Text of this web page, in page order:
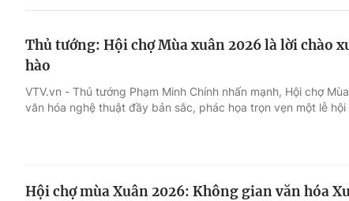
Tin tức
Thế giới đó đây
Câu chuyện quốc tế
Thị trường
Thủ tướng: Hội chợ Mùa xuân 2026 là lời chào
hào
VTV.vn - Thủ tướng Phạm Minh Chính nhấn mạnh, Hội chợ
văn hóa nghệ thuật đầy bản sắc, phác họa trọn vẹn một lễ
Hội chợ mùa Xuân 2026: Không gian văn hóa